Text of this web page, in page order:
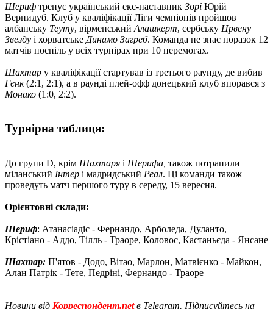
Шериф тренує український екс-наставник Зорі Юрій
Вернидуб. Клуб у кваліфікації Ліги чемпіонів пройшов
албанську Теуту, вірменський Алашкерт, сербську Црвену
Звезду і хорватське Динамо Загреб. Команда не знає поразок 12
матчів поспіль у всіх турнірах при 10 перемогах.
Шахтар у кваліфікації стартував із третього раунду, де вибив
Генк(2:1, 2:1), а в раунді плей-офф донецький клуб впорався з
Монако (1:0, 2:2).
Турнірна таблиця:
До групи D, крім Шахтаря і Шерифа, також потрапили
міланський Інтер і мадридський Реал. Ці команди також
проведуть матч першого туру в середу, 15 вересня.
Орієнтовні склади:
Шериф: Атанасіадіс - Фернандо, Арболеда, Дуланто,
Крістіано - Аддо, Тілль - Траоре, Коловос, Кастаньєда - Янсане
Шахтар: П'ятов - Додо, Вітао, Марлон, Матвієнко - Майкон,
Алан Патрік - Тете, Педріні, Фернандо - Траоре
Новини від Корреспондент.netв Telegram. Підписуйтесь на